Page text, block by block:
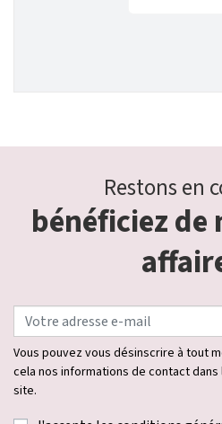
Restons en
bénéficiez de
Vous pouvez vous désinscrire à tout
cela nos informations de contact
site.